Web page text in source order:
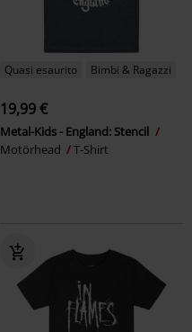
Quasi esaurito Bimbi & Ragazzi
19,99 €
Metal-Kids - England: Stencil
Motörhead
T-Shirt